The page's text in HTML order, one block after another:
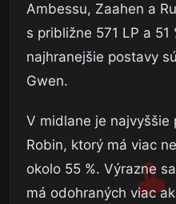
Ambessu, Zaahen a
s približne 571 LP a
najhranejšie postavy
Gwen.
V midlane je najvyššie
Robin, ktorý má viac
okolo 55 %. Výrazne
má odohraných viac